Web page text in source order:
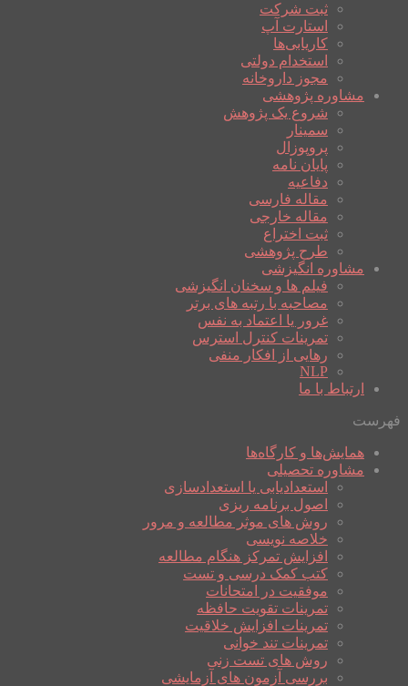
ثبت شرکت
استارت آپ
کاریابی‌ها
استخدام دولتی
مجوز داروخانه
مشاوره پژوهشی
شروع یک پژوهش
سمینار
پروپوزال
پایان نامه
دفاعیه
مقاله فارسی
مقاله خارجی
ثبت اختراع
طرح پژوهشی
مشاوره انگیزشی
فیلم ها و سخنان انگیزشی
مصاحبه با رتبه های برتر
غرور یا اعتماد به نفس
تمرینات کنترل استرس
رهایی از افکار منفی
NLP
ارتباط با ما
فهرست
همایش‌ها و کارگاه‌ها
مشاوره تحصیلی
استعدادیابی یا استعدادسازی
اصول برنامه ریزی
روش های موثر مطالعه و مرور
خلاصه نویسی
افزایش تمرکز هنگام مطالعه
کتب کمک درسی و تست
موفقیت در امتحانات
تمرینات تقویت حافظه
تمرینات افزایش خلاقیت
تمرینات تند خوانی
روش های تست زنی
بررسی آزمون های آزمایشی